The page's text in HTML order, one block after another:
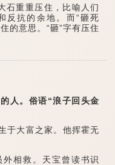
重重压住，比喻人们
反抗的余地。而“砸死
的意思。“砸”字有压住
人。俗语“浪子回头金
大富之家。他挥霍无
相救。天宝曾读书识